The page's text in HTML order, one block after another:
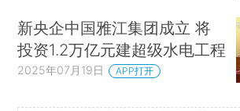
新央企中国雅江集团成立 将
投资1.2万亿元建超级水电工程
2025年07月19日 APP打开